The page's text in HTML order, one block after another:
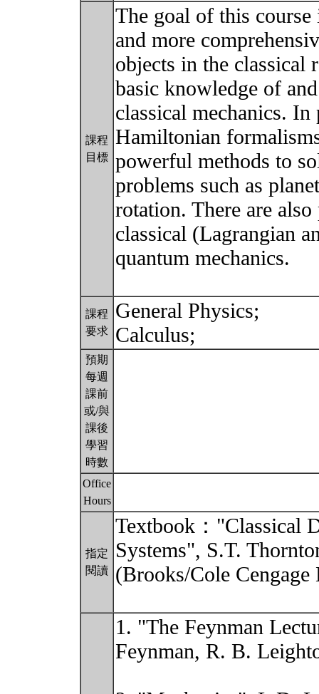
課程
目標
The goal of this course
and more
objects in the classical
basic knowledge of
classical mechanics.
Hamiltonian
powerful methods to
problems such as
rotation. There are
classical (Lagrangian
quantum mechanics.
課程
要求
General Physics;
Calculus;
預期
每週
課前
或/與
課後
學習
時數
Office
Hours
指定
閱讀
Textbook："Classical
Systems", S.T.
(Brooks/Cole
1. "The Feynman
Feynman, R. B.